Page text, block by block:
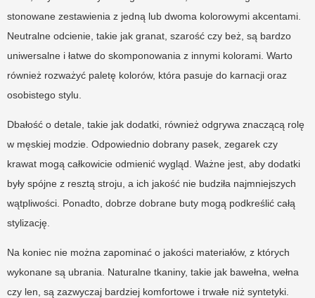
stonowane zestawienia z jedną lub dwoma kolorowymi akcentami.
Neutralne odcienie, takie jak granat, szarość czy beż, są bardzo
uniwersalne i łatwe do skomponowania z innymi kolorami. Warto
również rozważyć paletę kolorów, która pasuje do karnacji oraz
osobistego stylu.
Dbałość o detale, takie jak dodatki, również odgrywa znaczącą rolę
w męskiej modzie. Odpowiednio dobrany pasek, zegarek czy
krawat mogą całkowicie odmienić wygląd. Ważne jest, aby dodatki
były spójne z resztą stroju, a ich jakość nie budziła najmniejszych
wątpliwości. Ponadto, dobrze dobrane buty mogą podkreślić całą
stylizację.
Na koniec nie można zapominać o jakości materiałów, z których
wykonane są ubrania. Naturalne tkaniny, takie jak bawełna, wełna
czy len, są zazwyczaj bardziej komfortowe i trwałe niż syntetyki.